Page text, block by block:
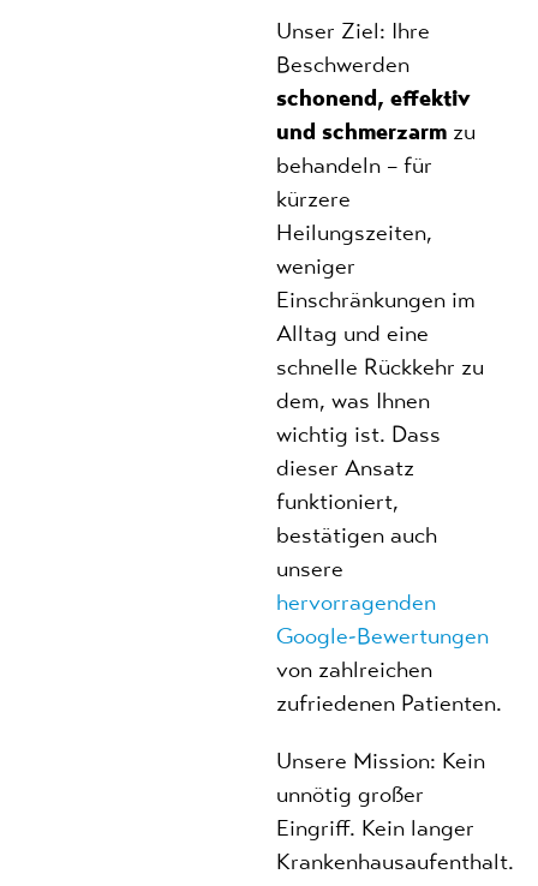
Unser Ziel: Ihre
Beschwerden
schonend, effektiv
und schmerzarm zu
behandeln – für
kürzere
Heilungszeiten,
weniger
Einschränkungen im
Alltag und eine
schnelle Rückkehr zu
dem, was Ihnen
wichtig ist. Dass
dieser Ansatz
funktioniert,
bestätigen auch
unsere
hervorragenden
Google-Bewertungen
von zahlreichen
zufriedenen Patienten.
Unsere Mission: Kein
unnötig großer
Eingriff. Kein langer
Krankenhausaufenthalt.